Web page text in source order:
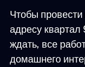
Чтобы провести
адресу
ждать, все
домашнего